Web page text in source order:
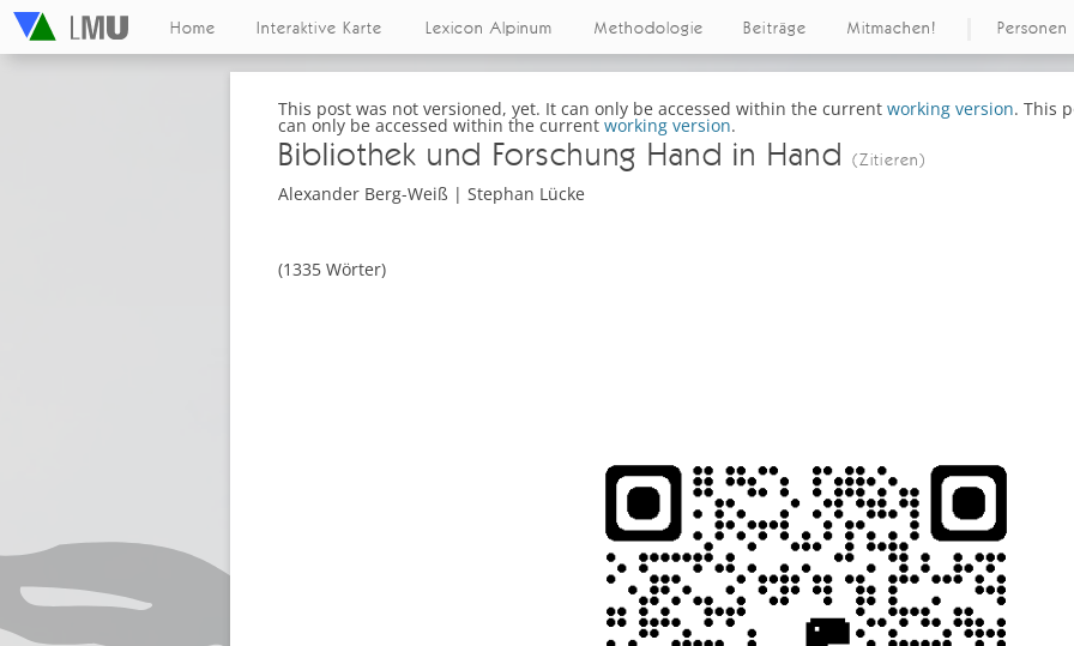
Home Interaktive Karte Lexicon Alpinum Methodologie Beiträge Mitmachen! Personen
This post was not versioned, yet. It can only be accessed within the current working version. This
can only be accessed within the current working version.
Bibliothek und Forschung Hand in Hand (Zitieren)
Alexander Berg-Weiß | Stephan Lücke
(1335 Wörter)